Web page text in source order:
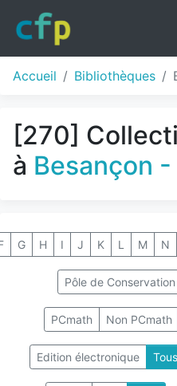
Accueil Bibliothèques
[270]
à Besançon
G H I J K L M N
Pôle de Conservation
PCmath Non PCmath
Edition électronique Tous